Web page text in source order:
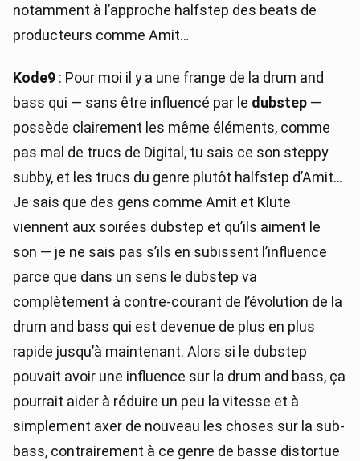
notamment à l’approche halfstep des beats de
producteurs comme Amit…
Kode9 : Pour moi il y a une frange de la drum and
bass qui — sans être influencé par le dubstep —
possède clairement les même éléments, comme
pas mal de trucs de Digital, tu sais ce son steppy
subby, et les trucs du genre plutôt halfstep d’Amit…
Je sais que des gens comme Amit et Klute
viennent aux soirées dubstep et qu’ils aiment le
son — je ne sais pas s’ils en subissent l’influence
parce que dans un sens le dubstep va
complètement à contre-courant de l’évolution de la
drum and bass qui est devenue de plus en plus
rapide jusqu’à maintenant. Alors si le dubstep
pouvait avoir une influence sur la drum and bass, ça
pourrait aider à réduire un peu la vitesse et à
simplement axer de nouveau les choses sur la sub-
bass, contrairement à ce genre de basse distortue